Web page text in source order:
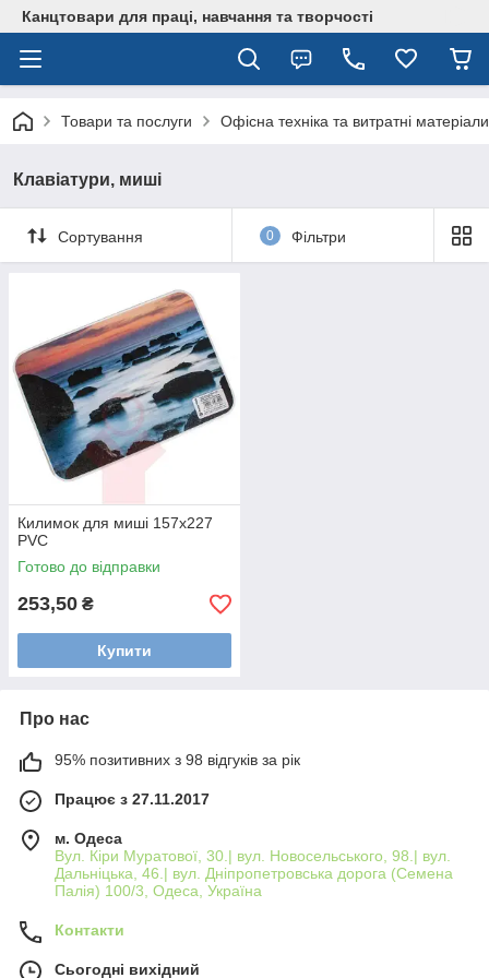
Канцтовари для працi, навчання та творчостi
Товари та послуги Офісна техніка та витратні матеріали
Клавіатури, миші
Сортування 0 Фільтри
Килимок для миші 157х227
PVC
Готово до відправки
253,50 ₴
Купити
Про нас
95% позитивних з 98 відгуків за рік
Працює з 27.11.2017
м. Одеса
Вул. Кіри Муратової, 30.| вул. Новосельського, 98.| вул.
Дальніцька, 46.| вул. Дніпропетровська дорога (Семена
Палія) 100/3, Одеса, Україна
Контакти
Сьогодні вихідний